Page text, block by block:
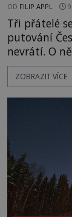
OD FILIP APPL
Tři přátelé
putování
nevrátí. O několik měsíců později jsou v
kostry – a
přírodní
tehdejší
ZOBRAZIT VÍCE